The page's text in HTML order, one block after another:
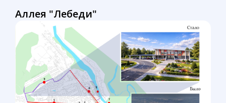
Аллея "Лебеди"